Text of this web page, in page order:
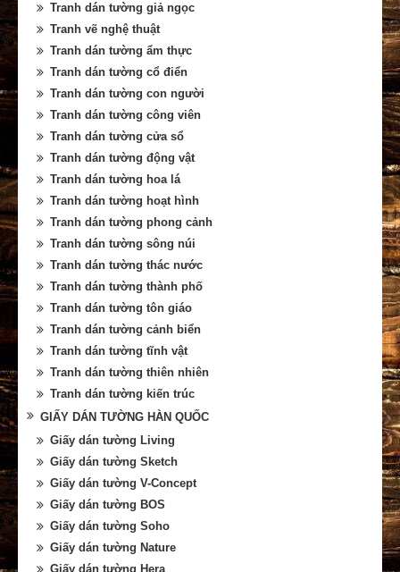
Tranh dán tường giả ngọc
Tranh vẽ nghệ thuật
Tranh dán tường ẩm thực
Tranh dán tường cổ điển
Tranh dán tường con người
Tranh dán tường công viên
Tranh dán tường cửa sổ
Tranh dán tường động vật
Tranh dán tường hoa lá
Tranh dán tường hoạt hình
Tranh dán tường phong cảnh
Tranh dán tường sông núi
Tranh dán tường thác nước
Tranh dán tường thành phố
Tranh dán tường tôn giáo
Tranh dán tường cảnh biển
Tranh dán tường tĩnh vật
Tranh dán tường thiên nhiên
Tranh dán tường kiến trúc
GIẤY DÁN TƯỜNG HÀN QUỐC
Giấy dán tường Living
Giấy dán tường Sketch
Giấy dán tường V-Concept
Giấy dán tường BOS
Giấy dán tường Soho
Giấy dán tường Nature
Giấy dán tường Hera